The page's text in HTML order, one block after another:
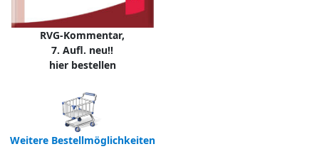
RVG-Kommentar,
7. Aufl. neu!!
hier bestellen
Weitere Bestellmöglichkeiten